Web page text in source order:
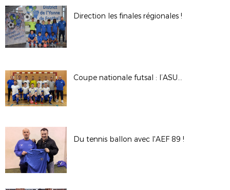
Direction les finales régionales !
Coupe nationale futsal : l’ASUC Migennes en finale régionale !
Du tennis ballon avec l'AEF 89 !